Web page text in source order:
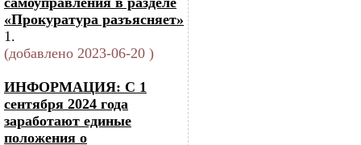
«Прокуратура разъясняет»
1.
(добавлено 2023-06-20 )
ИНФОРМАЦИЯ: С 1
сентября 2024 года
заработают единые
положения о